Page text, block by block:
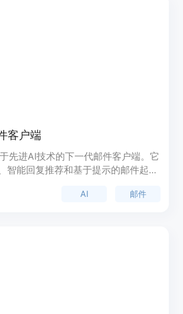
客户端
先进AI技术的下一代邮件客户端。它
智能回复推荐和基于提示的邮件起草
AI 邮件